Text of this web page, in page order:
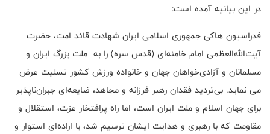
در این بیانیه آمده است:
فدراسیون هاکی جمهوری اسلامی ایران شهادت قائد امت، حضرت
آیت‌الله‌العظمی امام خامنه‌ای (قدس سره) را به ملت بزرگ ایران و
مسلمانان و آزادی‌خواهان جهان و خانواده ورزش کشور تسلیت عرض
می نماید. بی‌تردید فقدان رهبر فرزانه و مجاهد، ضایعه‌ای جبران‌ناپذیر
برای جهان اسلام و ملت ایران است، اما راه پرافتخار عزت، استقلال و
مقاومت که با رهبری و هدایت ایشان ترسیم شد، با اراده‌ای استوار و